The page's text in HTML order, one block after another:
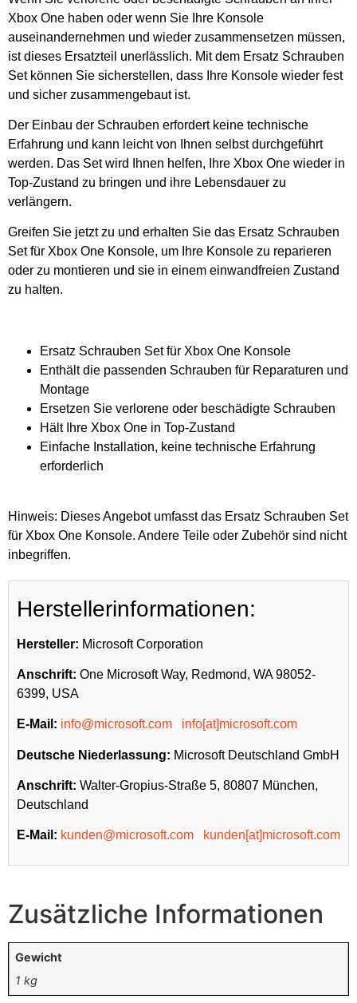
Xbox One haben oder wenn Sie Ihre Konsole
auseinandernehmen und wieder zusammensetzen müssen,
ist dieses Ersatzteil unerlässlich. Mit dem Ersatz Schrauben
Set können Sie sicherstellen, dass Ihre Konsole wieder fest
und sicher zusammengebaut ist.
Der Einbau der Schrauben erfordert keine technische
Erfahrung und kann leicht von Ihnen selbst durchgeführt
werden. Das Set wird Ihnen helfen, Ihre Xbox One wieder in
Top-Zustand zu bringen und ihre Lebensdauer zu
verlängern.
Greifen Sie jetzt zu und erhalten Sie das Ersatz Schrauben
Set für Xbox One Konsole, um Ihre Konsole zu reparieren
oder zu montieren und sie in einem einwandfreien Zustand
zu halten.
Ersatz Schrauben Set für Xbox One Konsole
Enthält die passenden Schrauben für Reparaturen und
Montage
Ersetzen Sie verlorene oder beschädigte Schrauben
Hält Ihre Xbox One in Top-Zustand
Einfache Installation, keine technische Erfahrung
erforderlich
Hinweis: Dieses Angebot umfasst das Ersatz Schrauben Set
für Xbox One Konsole. Andere Teile oder Zubehör sind nicht
inbegriffen.
Herstellerinformationen:
Hersteller: Microsoft Corporation
Anschrift: One Microsoft Way, Redmond, WA 98052-
6399, USA
E-Mail: info@microsoft.com info[at]microsoft.com
Deutsche Niederlassung: Microsoft Deutschland GmbH
Anschrift: Walter-Gropius-Straße 5, 80807 München,
Deutschland
E-Mail: kunden@microsoft.com kunden[at]microsoft.com
Zusätzliche Informationen
Gewicht
1 kg